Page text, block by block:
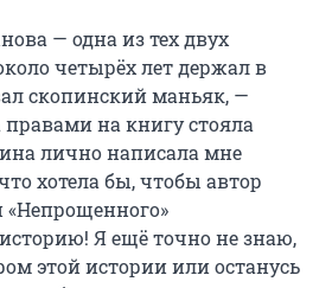
— одна из тех двух
четырёх лет держал в
скопинский маньяк, —
на книгу стояла
лично написала мне
хотела бы, чтобы автор
«Непрощенного»
Я ещё точно не знаю,
этой истории или останусь